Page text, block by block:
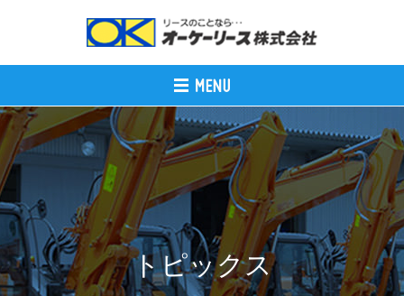
トピックス